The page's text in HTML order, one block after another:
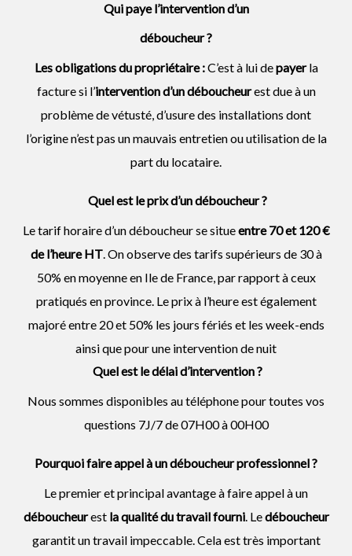
Qui paye l’intervention d’un
déboucheur?
Les obligations du propriétaire :C’est à lui depayerla
facture si l’intervention d’undéboucheurest due à un
problème de vétusté, d’usure des installations dont
l’origine n’est pas un mauvais entretien ou utilisation de la
part du locataire.
Quel est le prix d’un déboucheur ?
Le tarif horaire d’un déboucheur se situeentre 70 et 120 €
de l’heure HT. On observe des tarifs supérieurs de 30 à
50% en moyenne en Ile de France, par rapport à ceux
pratiqués en province. Le prix à l’heure est également
majoré entre 20 et 50% les jours fériés et les week-ends
ainsi que pour une intervention de nuit
Quel est le délai d’intervention ?
Nous sommes disponibles au téléphone pour toutes vos
questions 7J/7 de 07H00 à 00H00
Pourquoi faire appel à un déboucheur professionnel ?
Le premier et principal avantage à faire appel à un
déboucheurest la qualité du travail fourni. Ledéboucheur
garantit un travail impeccable. Cela est très important